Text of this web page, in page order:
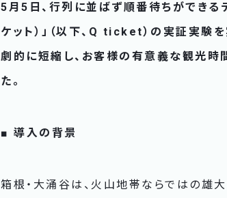
5月5日、行列に並ばず順番待ちができ
ケット）」（以下、Q ticket）の実証実験
劇的に短縮し、お客様の有意義な観光
た。
■ 導入の背景
箱根・大涌谷は、火山地帯ならではの雄